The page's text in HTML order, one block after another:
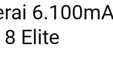
Elite